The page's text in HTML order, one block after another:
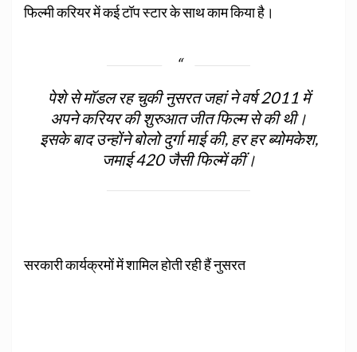
फिल्‍मी करियर में कई टॉप स्‍टार के साथ काम किया है।
पेशे से मॉडल रह चुकी नुसरत जहां ने वर्ष 2011 में
अपने करियर की शुरुआत जीत फिल्‍म से की थी।
इसके बाद उन्‍होंने बोलो दुर्गा माई की, हर हर ब्‍योमकेश,
जमाई 420 जैसी फिल्‍में कीं।
सरकारी कार्यक्रमों में शामिल होती रही हैं नुसरत